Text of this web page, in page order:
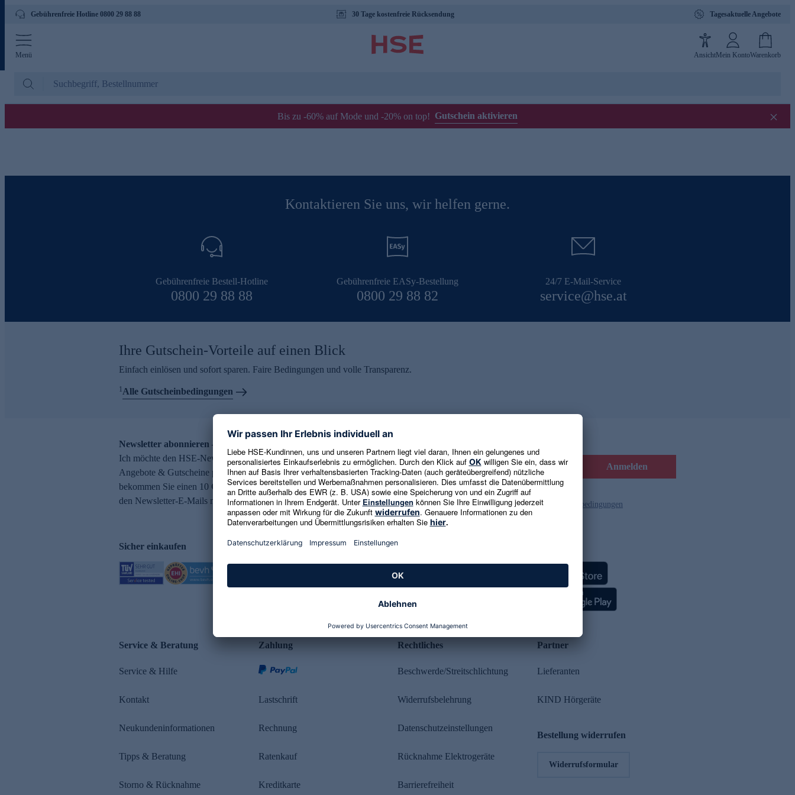
Gebührenfreie Hotline 0800 29 88 88 30 Tage kostenfreie Rücksendung Tagesaktuelle Angebote
Menü AnsichtMein KontoWarenkorb
Bis zu -60% auf Mode und -20% on top! Gutschein aktivieren
Kontaktieren Sie uns, wir helfen gerne.
Gebührenfreie Bestell-Hotline
0800 29 88 88
Gebührenfreie EASy-Bestellung
0800 29 88 82
24/7 E-Mail-Service
service@hse.at
Ihre Gutschein-Vorteile auf einen Blick
Einfach einlösen und sofort sparen. Faire Bedingungen und volle Transparenz.
1Alle Gutscheinbedingungen
Newsletter abonnieren – 10 € Gutschein erhalten
Ich möchte den HSE-Newsletter abonnieren und aktuelle Trends,
Angebote & Gutscheine per E-Mail erhalten. Als Dankeschön
bekommen Sie einen 10 € Gutschein. Eine Abmeldung ist jederzeit in
den Newsletter-E-Mails möglich.
E-Mail-Adresse eingeben Anmelden
Es gelten die Datenschutzrichtlinienund die Gutscheinbedingungen
Sicher einkaufen Kundenbewertung
Service & Beratung
Service & Hilfe
Kontakt
Neukundeninformationen
Tipps & Beratung
Storno & Rücknahme
Zahlung
Lastschrift
Rechnung
Ratenkauf
Kreditkarte
Rechtliches
Beschwerde/Streitschlichtung
Widerrufsbelehrung
Datenschutzeinstellungen
Rücknahme Elektrogeräte
Barrierefreiheit
Partner
Lieferanten
KIND Hörgeräte
Bestellung widerrufen
Widerrufsformular